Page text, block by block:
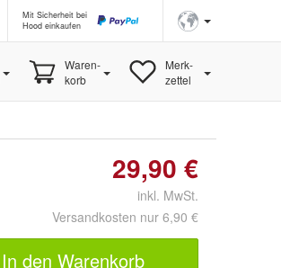
Mit Sicherheit bei
Hood einkaufen
Waren-
korb
Merk-
zettel
29,90 €
inkl. MwSt.
Versandkosten nur 6,90 €
In den Warenkorb